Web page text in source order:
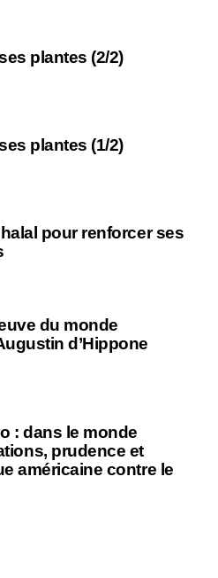
plantes (2/2)
plantes (1/2)
pour renforcer ses
du monde
d’Hippone
: dans le monde
prudence et
américaine contre le